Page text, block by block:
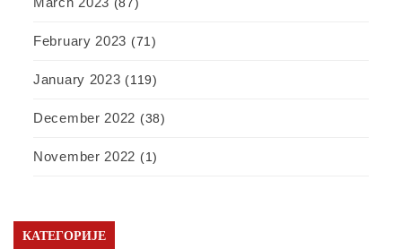
(87)
February 2023 (71)
January 2023 (119)
December 2022 (38)
November 2022 (1)
КАТЕГОРИЈЕ